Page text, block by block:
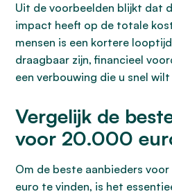
Uit de voorbeelden blijkt dat
impact heeft op de totale
mensen is een kortere
draagbaar zijn, financieel
een verbouwing die u snel
Vergelijk de
voor 20.000
Om de beste aanbieders
euro te vinden, is het